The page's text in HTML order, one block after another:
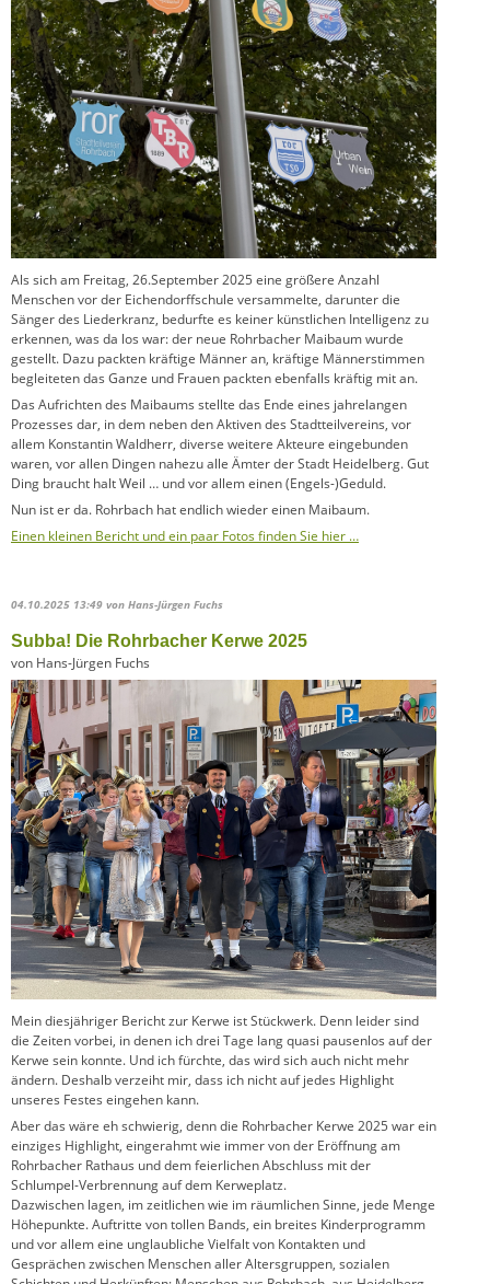
Als sich am Freitag, 26.September 2025 eine größere Anzahl
Menschen vor der Eichendorffschule versammelte, darunter die
Sänger des Liederkranz, bedurfte es keiner künstlichen Intelligenz zu
erkennen, was da los war: der neue Rohrbacher Maibaum wurde
gestellt. Dazu packten kräftige Männer an, kräftige Männerstimmen
begleiteten das Ganze und Frauen packten ebenfalls kräftig mit an.
Das Aufrichten des Maibaums stellte das Ende eines jahrelangen
Prozesses dar, in dem neben den Aktiven des Stadtteilvereins, vor
allem Konstantin Waldherr, diverse weitere Akteure eingebunden
waren, vor allen Dingen nahezu alle Ämter der Stadt Heidelberg. Gut
Ding braucht halt Weil … und vor allem einen (Engels-)Geduld.
Nun ist er da. Rohrbach hat endlich wieder einen Maibaum.
Einen kleinen Bericht und ein paar Fotos finden Sie hier …
04.10.2025 13:49 von Hans-Jürgen Fuchs
Subba! Die Rohrbacher Kerwe 2025
von Hans-Jürgen Fuchs
Mein diesjähriger Bericht zur Kerwe ist Stückwerk. Denn leider sind
die Zeiten vorbei, in denen ich drei Tage lang quasi pausenlos auf der
Kerwe sein konnte. Und ich fürchte, das wird sich auch nicht mehr
ändern. Deshalb verzeiht mir, dass ich nicht auf jedes Highlight
unseres Festes eingehen kann.
Aber das wäre eh schwierig, denn die Rohrbacher Kerwe 2025 war ein
einziges Highlight, eingerahmt wie immer von der Eröffnung am
Rohrbacher Rathaus und dem feierlichen Abschluss mit der
Schlumpel-Verbrennung auf dem Kerweplatz.
Dazwischen lagen, im zeitlichen wie im räumlichen Sinne, jede Menge
Höhepunkte. Auftritte von tollen Bands, ein breites Kinderprogramm
und vor allem eine unglaubliche Vielfalt von Kontakten und
Gesprächen zwischen Menschen aller Altersgruppen, sozialen